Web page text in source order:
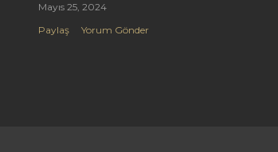
Mayıs 25, 2024
Paylaş
Yorum Gönder